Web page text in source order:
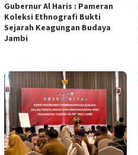
Gubernur Al Haris : Pameran
Koleksi Ethnografi Bukti
Sejarah Keagungan Budaya
Jambi